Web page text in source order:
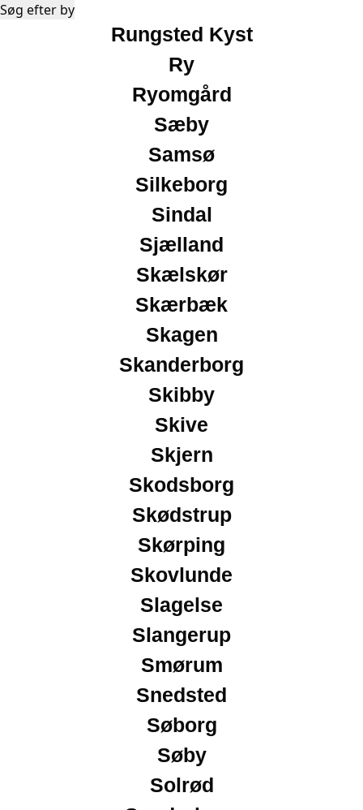
Søg efter by
Rungsted Kyst
Ry
Ryomgård
Sæby
Samsø
Silkeborg
Sindal
Sjælland
Skælskør
Skærbæk
Skagen
Skanderborg
Skibby
Skive
Skjern
Skodsborg
Skødstrup
Skørping
Skovlunde
Slagelse
Slangerup
Smørum
Snedsted
Søborg
Søby
Solrød